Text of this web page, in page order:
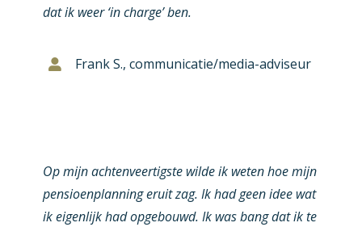
dat ik weer ‘in charge’ ben.
Frank S., communicatie/media-adviseur
Op mijn achtenveertigste wilde ik weten hoe mijn
pensioenplanning eruit zag. Ik had geen idee wat
ik eigenlijk had opgebouwd. Ik was bang dat ik te